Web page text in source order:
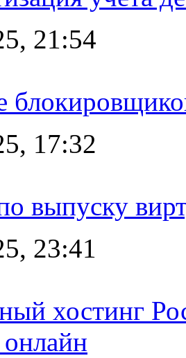
21:54
17:32
выпуску
23:41
хостинг
онлайн